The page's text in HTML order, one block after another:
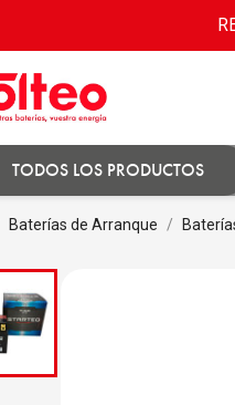
TODOS LOS PRODUCTOS
Baterías de Arranque